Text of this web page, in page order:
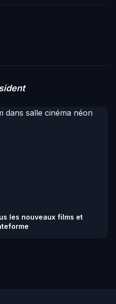
les nouveaux films et